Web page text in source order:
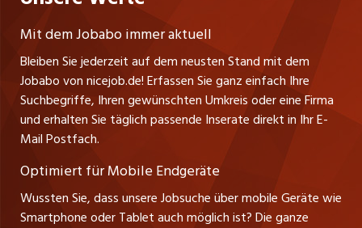
Führungspositionen
Management / Kader-Jobs
Impressum
jobmittelland.ch
jobbern.ch
jobbasel.ch
zentraljob.ch
myjob.ch
schaffu.ch (VS)
PR Medien GmbH
Lindauer Straße 16
D-88239 Wangen
Tel. +49 07522 795034
Thomas Reiner
Ansprechpartner
Mit dem Jobabo immer aktuell
Bleiben Sie jederzeit auf dem neusten Stand mit dem
Jobabo von nicejob.de! Erfassen Sie ganz einfach Ihre
Suchbegriffe, Ihren gewünschten Umkreis oder eine Firma
und erhalten Sie täglich passende Inserate direkt in Ihr E-
Mail Postfach.
Optimiert für Mobile Endgeräte
Wussten Sie, dass unsere Jobsuche über mobile Geräte wie
Smartphone oder Tablet auch möglich ist? Die ganze